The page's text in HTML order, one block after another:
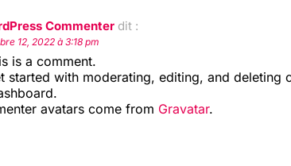
Commenter dit :
12, 2022 à 3:18 pm
is a comment.
started with moderating, editing, and deleting
avatars come from Gravatar.